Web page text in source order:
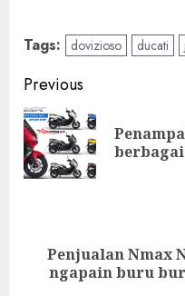
Tags: dovizioso ducati
Post
navigation
Previous
Next
post:
Penjualan Nmax
ngapain buru